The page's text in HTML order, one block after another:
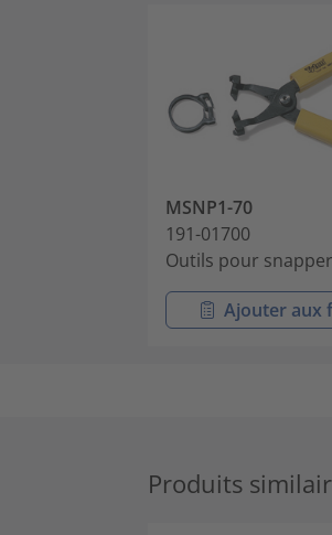
MSNP1-70
191-01700
Outils pour
Ajouter aux
Produits